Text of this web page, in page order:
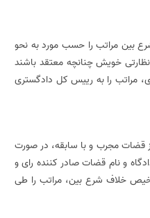
بین مراتب را حسب مورد به نحو
خویش چنانچه معتقد باشند
مراتب را به رییس کل دادگستری
قضات مجرب و با سابقه، در صورت
و نام قضات صادر کننده رای و
خلاف شرع بین، مراتب را طی